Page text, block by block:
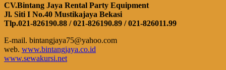
CV.Bintang Jaya Rental Party Equipment
Jl. Siti I No.40 Mustikajaya Bekasi
Tlp.021-826190.88 / 021-826190.89 / 021-826011.99
E-mail. bintangjaya75@yahoo.com
web. www.bintangjaya.co.id
www.sewakursi.net